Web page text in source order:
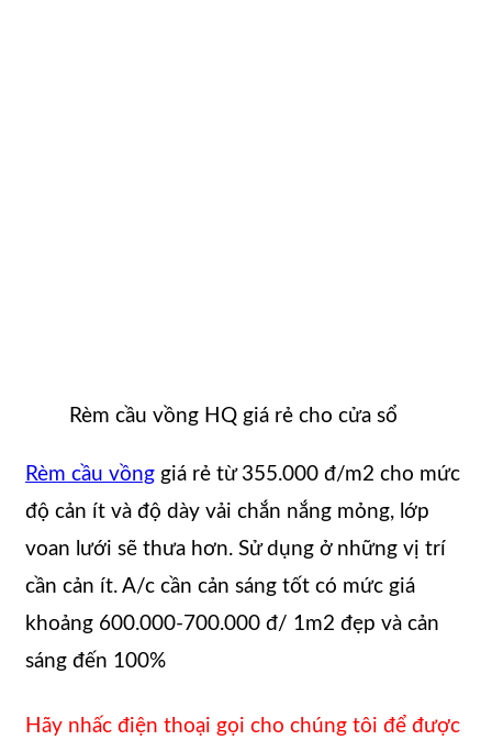
Rèm cầu vồng HQ giá rẻ cho cửa sổ
Rèm cầu vồng giá rẻ từ 355.000 đ/m2 cho mức
độ cản ít và độ dày vải chắn nắng mỏng, lớp
voan lưới sẽ thưa hơn. Sử dụng ở những vị trí
cần cản ít. A/c cần cản sáng tốt có mức giá
khoảng 600.000-700.000 đ/ 1m2 đẹp và cản
sáng đến 100%
Hãy nhấc điện thoại gọi cho chúng tôi để được